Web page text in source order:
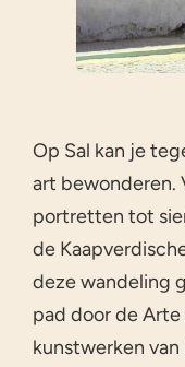
Op Sal kan je
art bewonderen.
portretten tot
de
deze wandeling
pad door de Arte
kunstwerken